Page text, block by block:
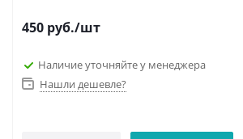
450 руб./шт
Наличие уточняйте у менеджера
Нашли дешевле?